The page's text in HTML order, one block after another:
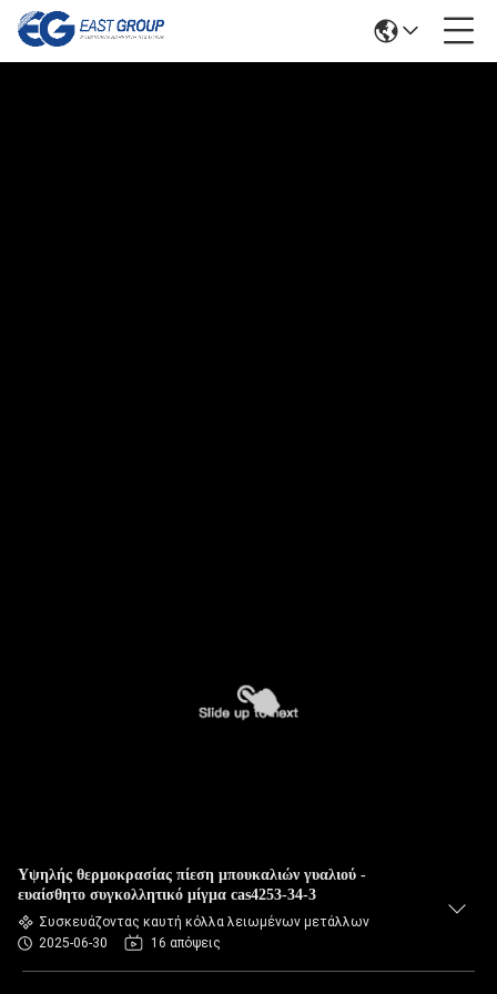
Υψηλής θερμοκρασίας πίεση μπουκαλιών γυαλιού -
ευαίσθητο συγκολλητικό μίγμα cas4253-34-3
Συσκευάζοντας καυτή κόλλα λειωμένων μετάλλων
2025-06-30
16 απόψεις